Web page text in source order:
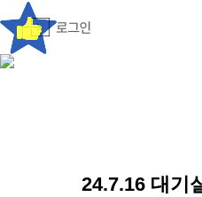
24.7.16 대기